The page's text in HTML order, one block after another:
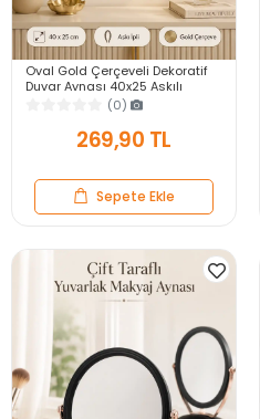
Oval Gold Çerçeveli Dekoratif
Duvar Aynası 40x25 Askılı
Modern Salon Antre Banyo
Yatak Odası Aynası
(0)
269,90 TL
Sepete Ekle